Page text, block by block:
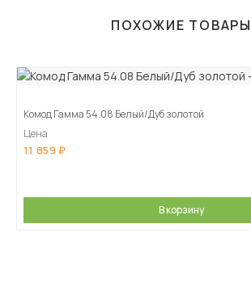
ПОХОЖИЕ ТОВАРЫ
Комод Гамма 54.08 Белый/Дуб золотой
Цена
11 859
В корзину